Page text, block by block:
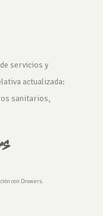
servicios y
actualizada:
sanitarios,
con Drowers.